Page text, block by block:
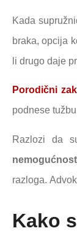
Kada
braka, opcija
li drugo daje
Porodični
podnese
Razlozi da
razloga.
Kako